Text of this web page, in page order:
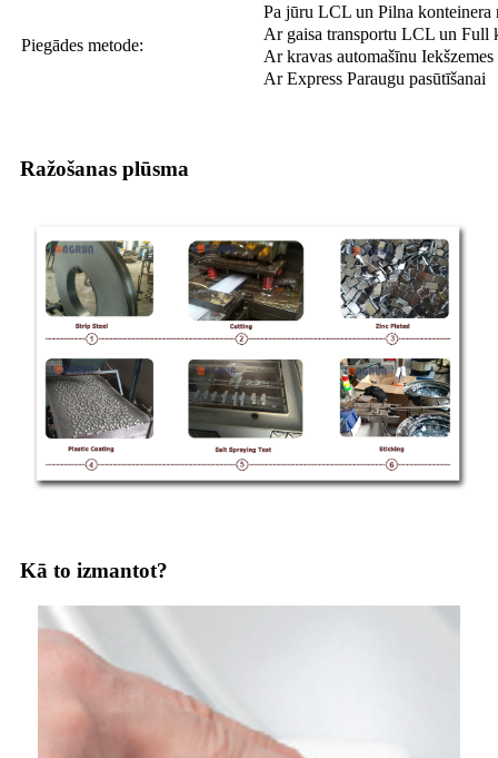
Piegādes metode:
Pa jūru LCL un Pilna konteinera
Ar gaisa transportu LCL un Full
Ar kravas automašīnu
Ar Express Paraugu pasūtīšanai
Ražošanas plūsma
Kā to izmantot?